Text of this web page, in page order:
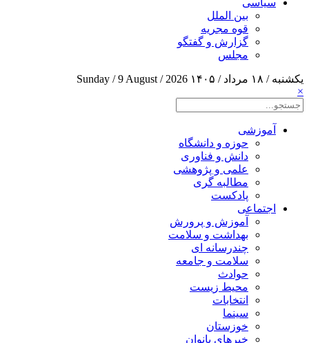
سیاسی
بین الملل
قوه مجریه
گزارش و گفتگو
مجلس
یکشنبه / ۱۸ مرداد / ۱۴۰۵
Sunday / 9 August / 2026
×
آموزشی
حوزه و دانشگاه
دانش و فناوری
علمی و پژوهشی
مطالبه گری
پادکست
اجتماعی
آموزش و پرورش
بهداشت و سلامت
چندرسانه ای
سلامت و جامعه
حوادث
محیط زیست
انتخابات
سینما
خوزستان
خبرهای بانوان